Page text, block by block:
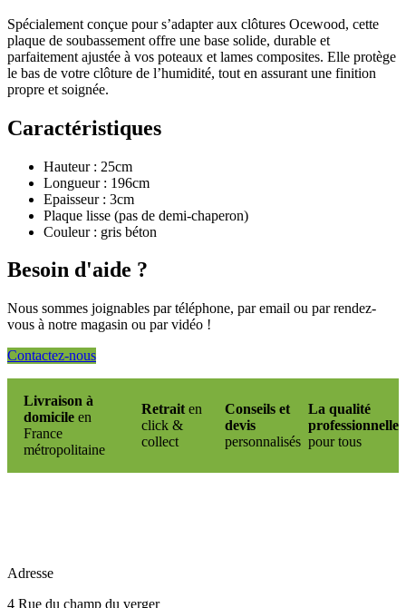
Spécialement conçue pour s’adapter aux clôtures Ocewood, cette
plaque de soubassement offre une base solide, durable et
parfaitement ajustée à vos poteaux et lames composites. Elle protège
le bas de votre clôture de l’humidité, tout en assurant une finition
propre et soignée.
Caractéristiques
Hauteur : 25cm
Longueur : 196cm
Epaisseur : 3cm
Plaque lisse (pas de demi-chaperon)
Couleur : gris béton
Besoin d'aide ?
Nous sommes joignables par téléphone, par email ou par rendez-
vous à notre magasin ou par vidéo !
Contactez-nous
Livraison à
domicile en
France
métropolitaine
Retraiten
click &
collect
Conseils et
devis
personnalisés
La qualité
professionnelle
pour tous
Adresse
4 Rue du champ du verger